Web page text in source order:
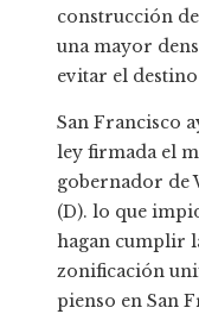
construcción
una mayor
evitar el
San Francisco
ley firmada el
gobernador de
(D). lo que
hagan cumplir
zonificación
pienso en San